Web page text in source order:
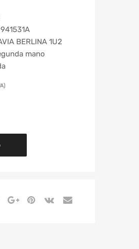
BERLINA 1U2
mano